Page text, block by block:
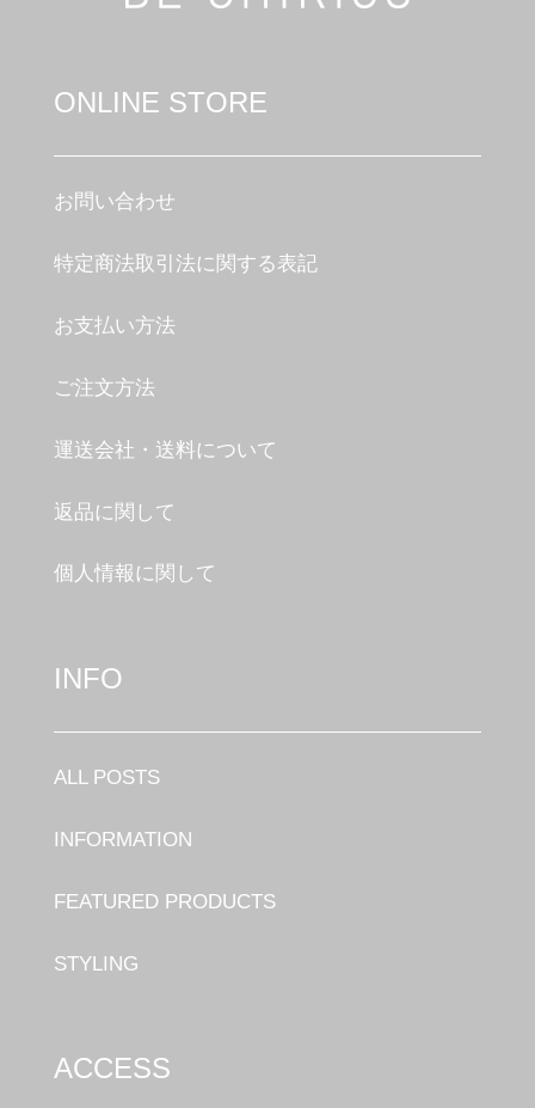
ONLINE STORE
お問い合わせ
特定商法取引法に関する表記
お支払い方法
ご注文方法
運送会社・送料について
返品に関して
個人情報に関して
INFO
ALL POSTS
INFORMATION
FEATURED PRODUCTS
STYLING
ACCESS